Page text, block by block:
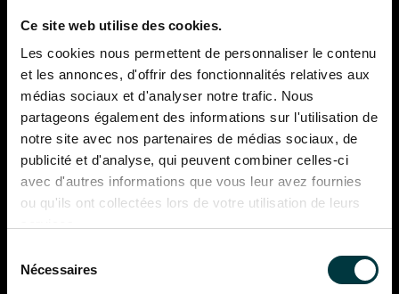
Ce site web utilise des cookies.
Les cookies nous permettent de personnaliser le contenu
et les annonces, d'offrir des fonctionnalités relatives aux
médias sociaux et d'analyser notre trafic. Nous
partageons également des informations sur l'utilisation de
notre site avec nos partenaires de médias sociaux, de
publicité et d'analyse, qui peuvent combiner celles-ci
avec d'autres informations que vous leur avez fournies
ou qu'ils ont collectées lors de votre utilisation de leurs
Nécessaires
Réglage de la production et affichage de la valeur
en ppm
Sonde Cl Salt la plus précise parmi nos sondes
Une solution économique à l’usage: longévité de
la sonde chlore, aucun réactif à acheter ou
manipuler